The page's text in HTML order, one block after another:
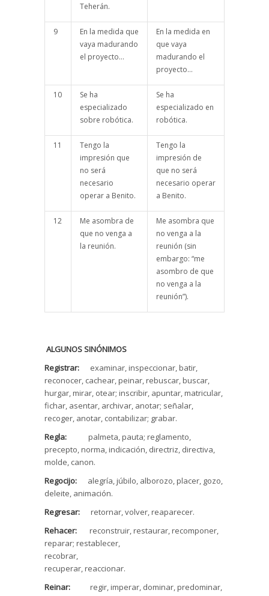
Teherán.
9
En la medida que
vaya madurando
el proyecto…
En la medida en
que vaya
madurando el
proyecto…
10
Se ha
especializado
sobre robótica.
Se ha
especializado en
robótica.
11
Tengo la
impresión que
no será
necesario
operar a Benito.
Tengo la
impresión de
que no será
necesario operar
a Benito.
12
Me asombra de
que no venga a
la reunión.
Me asombra que
no venga a la
reunión (sin
embargo: “me
asombro de que
no venga a la
reunión”).
ALGUNOS SINÓNIMOS
Registrar: examinar, inspeccionar, batir,
reconocer, cachear, peinar, rebuscar, buscar,
hurgar, mirar, otear; inscribir, apuntar, matricular,
fichar, asentar, archivar, anotar; señalar,
recoger, anotar, contabilizar; grabar.
Regla: palmeta, pauta; reglamento,
precepto, norma, indicación, directriz, directiva,
molde, canon.
Regocijo: alegría, júbilo, alborozo, placer, gozo,
deleite, animación.
Regresar: retornar, volver, reaparecer.
Rehacer: reconstruir, restaurar, recomponer,
reparar; restablecer,
recuperar, reaccionar.
Reinar: regir, imperar, dominar, predominar,